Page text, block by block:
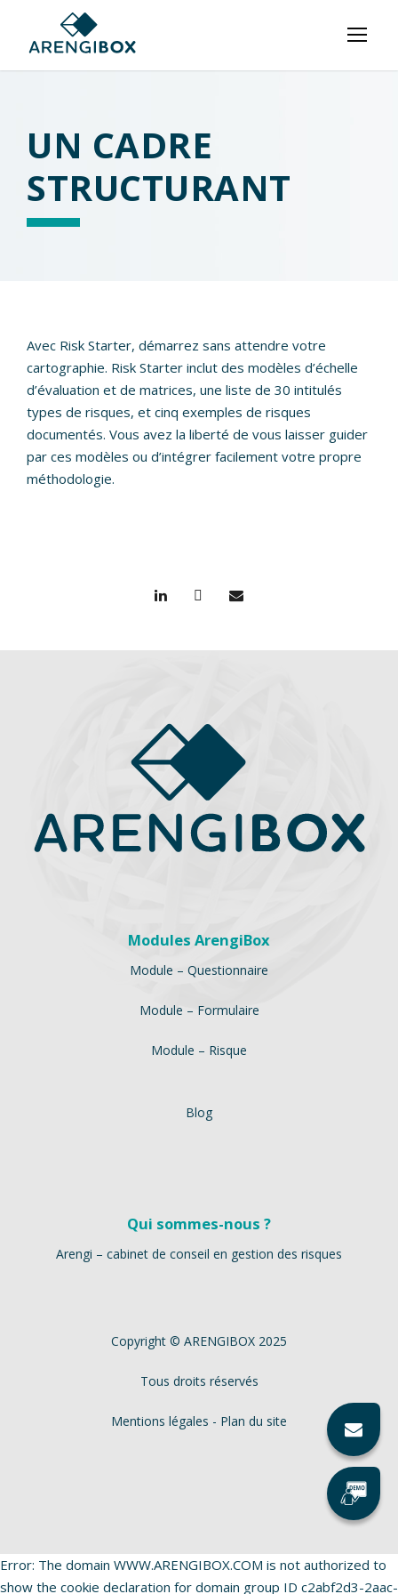
UN CADRE
STRUCTURANT
Avec Risk Starter, démarrez sans attendre votre
cartographie. Risk Starter inclut des modèles d’échelle
d’évaluation et de matrices, une liste de 30 intitulés
types de risques, et cinq exemples de risques
documentés. Vous avez la liberté de vous laisser guider
par ces modèles ou d’intégrer facilement votre propre
méthodologie.
Modules ArengiBox
Module – Questionnaire
Module – Formulaire
Module – Risque
Blog
Qui sommes-nous ?
Arengi – cabinet de conseil en gestion des risques
Copyright © ARENGIBOX 2025
Tous droits réservés
Mentions légales - Plan du site
Error: The domain WWW.ARENGIBOX.COM is not authorized to
show the cookie declaration for domain group ID c2abf2d3-2aac-